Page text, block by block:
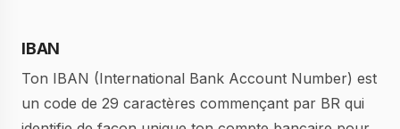
IBAN
Ton IBAN (International Bank Account Number) est
un code de 29 caractères commençant par BR qui